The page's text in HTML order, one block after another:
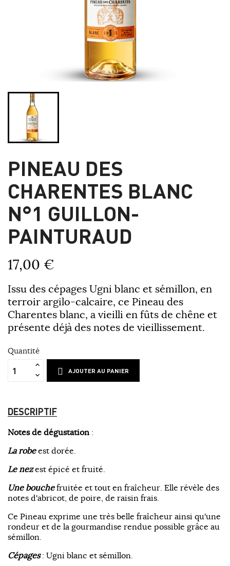
PINEAU DES
CHARENTES BLANC
N°1 GUILLON-
PAINTURAUD
17,00 €
Issu des cépages Ugni blanc et sémillon, en
terroir argilo-calcaire, ce Pineau des
Charentes blanc, a vieilli en fûts de chêne et
présente déjà des notes de vieillissement.
Quantité
AJOUTER AU PANIER
DESCRIPTIF
Notes de dégustation :
La robeest dorée.
Le nezest épicé et fruité.
Une bouchefruitée et tout en fraîcheur. Elle révèle des
notes d'abricot, de poire, de raisin frais.
Ce Pineau exprime une très belle fraîcheur ainsi qu'une
rondeur et de la gourmandise rendue possible grâce au
sémillon.
Cépages: Ugni blanc et sémillon.